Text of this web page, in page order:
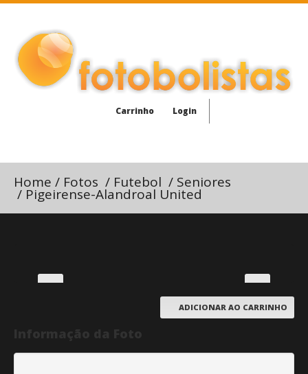
Carrinho Login
Home / Fotos / Futebol / Seniores
/ Pigeirense-Alandroal United
ADICIONAR AO CARRINHO